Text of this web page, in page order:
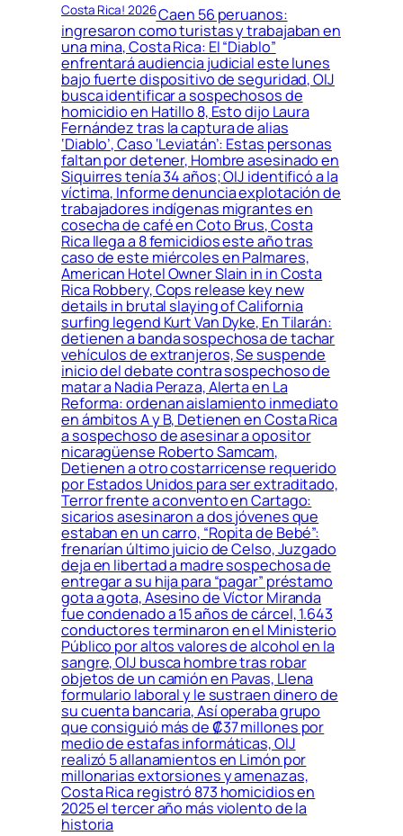
Costa Rica! 2026Caen 56 peruanos:
ingresaron como turistas y trabajaban en
una mina, Costa Rica: El “Diablo”
enfrentará audiencia judicial este lunes
bajo fuerte dispositivo de seguridad, OIJ
busca identificar a sospechosos de
homicidio en Hatillo 8, Esto dijo Laura
Fernández tras la captura de alias
‘Diablo’, Caso ‘Leviatán’: Estas personas
faltan por detener, Hombre asesinado en
Siquirres tenía 34 años; OIJ identificó a la
víctima, Informe denuncia explotación de
trabajadores indígenas migrantes en
cosecha de café en Coto Brus, Costa
Rica llega a 8 femicidios este año tras
caso de este miércoles en Palmares,
American Hotel Owner Slain in in Costa
Rica Robbery, Cops release key new
details in brutal slaying of California
surfing legend Kurt Van Dyke, En Tilarán:
detienen a banda sospechosa de tachar
vehículos de extranjeros, Se suspende
inicio del debate contra sospechoso de
matar a Nadia Peraza, Alerta en La
Reforma: ordenan aislamiento inmediato
en ámbitos A y B, Detienen en Costa Rica
a sospechoso de asesinar a opositor
nicaragüense Roberto Samcam,
Detienen a otro costarricense requerido
por Estados Unidos para ser extraditado,
Terror frente a convento en Cartago:
sicarios asesinaron a dos jóvenes que
estaban en un carro, “Ropita de Bebé”:
frenarían último juicio de Celso, Juzgado
deja en libertad a madre sospechosa de
entregar a su hija para “pagar” préstamo
gota a gota, Asesino de Víctor Miranda
fue condenado a 15 años de cárcel, 1.643
conductores terminaron en el Ministerio
Público por altos valores de alcohol en la
sangre, OIJ busca hombre tras robar
objetos de un camión en Pavas, Llena
formulario laboral y le sustraen dinero de
su cuenta bancaria, Así operaba grupo
que consiguió más de ₡37 millones por
medio de estafas informáticas, OIJ
realizó 5 allanamientos en Limón por
millonarias extorsiones y amenazas,
Costa Rica registró 873 homicidios en
2025 el tercer año más violento de la
historia